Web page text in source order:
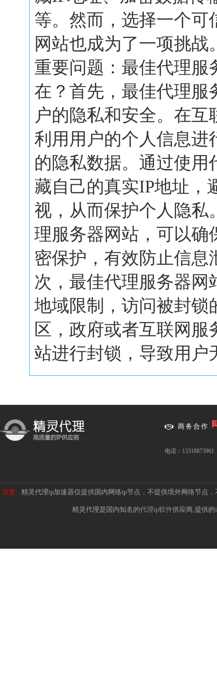
等。然而，选择一个可
网站也成为了一项挑
重要问题：最佳代理服
在？首先，最佳代理服
户的隐私和安全。在
利用用户的个人信息进
的隐私数据。通过使
藏自己的真实IP地址，
视，从而保护个人隐私
理服务器网站，可以确
密保护，有效防止信
次，最佳代理服务器
地域限制，访问被封锁
区，政府或者互联网
站进行封锁，导致用户
商务合作
电话：13318873961
注意: 精灵代理ip加速器仅提供国内网络ip节点，不提供境外网络节点
精灵代理是国内知名的代理ip软件供应商,提供的